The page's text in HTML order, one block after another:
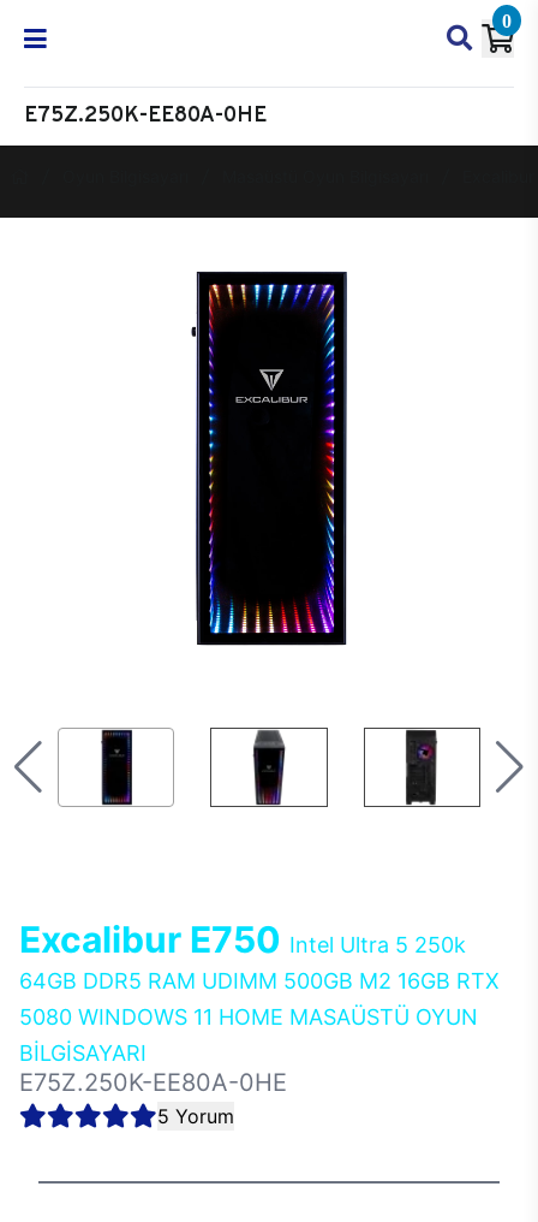
0
E75Z.250K-EE80A-0HE
Excalibur E750 Intel Ultra 5 250k
64GB DDR5 RAM UDIMM 500GB M2 16GB RTX
5080 WINDOWS 11 HOME MASAÜSTÜ OYUN
BİLGİSAYARI
E75Z.250K-EE80A-0HE
5 Yorum